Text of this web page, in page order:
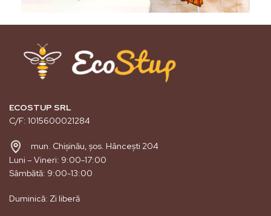
ECOSTUP SRL
C/F: 1015600021284
mun. Chișinău, șos. Hâncești 204
Luni – Vineri: 9:00-17:00
Sâmbătă: 9:00-13:00
Duminică: Zi liberă